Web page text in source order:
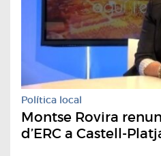
Política local
Montse Rovira
d’ERC a Castell-